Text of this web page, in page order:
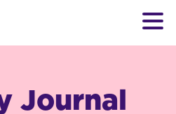
Journal